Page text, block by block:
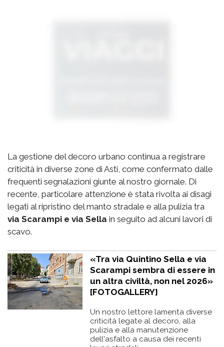
La gestione del decoro urbano continua a registrare
criticità in diverse zone di Asti, come confermato dalle
frequenti segnalazioni giunte al nostro giornale. Di
recente, particolare attenzione è stata rivolta ai disagi
legati al ripristino del manto stradale e alla pulizia tra
via Scarampi e via Sella in seguito ad alcuni lavori di
scavo.
«Tra via Quintino Sella e via
Scarampi sembra di essere in
un altra civiltà, non nel 2026»
[FOTOGALLERY]
Un nostro lettore lamenta diverse
criticità legate al decoro, alla
pulizia e alla manutenzione
dell'asfalto a causa dei recenti